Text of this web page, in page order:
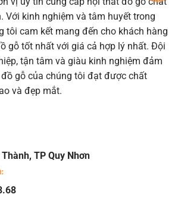
Với kinh nghiệm và tâm huyết trong
tôi cam kết mang đến cho khách hàng
gỗ tốt nhất với giá cả hợp lý nhất. Đội
tận tâm và giàu kinh nghiệm đảm
gỗ của chúng tôi đạt được chất
và đẹp mắt.
TP Quy Nhơn